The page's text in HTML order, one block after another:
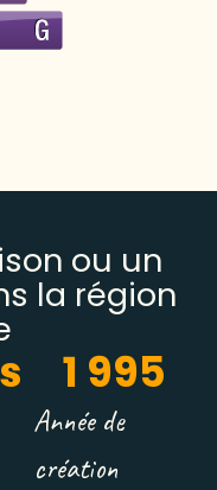
ou un
la région
Année de
création
1 995